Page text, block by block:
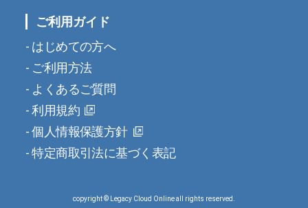
ご利用ガイド
はじめての方へ
ご利用方法
よくあるご質問
利用規約
個人情報保護方針
特定商取引法に基づく表記
copyright © Legacy Cloud Online all rights reserved.